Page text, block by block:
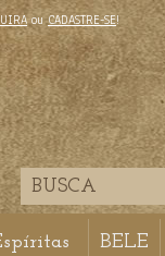
ouCADASTRE-SE!
BELE